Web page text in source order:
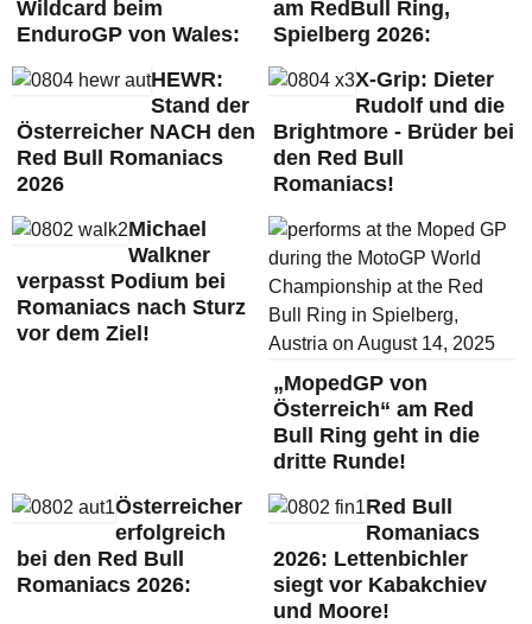
Wildcard beim
EnduroGP von Wales:
am RedBull Ring,
Spielberg 2026:
HEWR:
Stand der
Österreicher NACH den
Red Bull Romaniacs
2026
X-Grip: Dieter
Rudolf und die
Brightmore - Brüder bei
den Red Bull
Romaniacs!
Michael
Walkner
verpasst Podium bei
Romaniacs nach Sturz
vor dem Ziel!
„MopedGP von
Österreich“ am Red
Bull Ring geht in die
dritte Runde!
Österreicher
erfolgreich
bei den Red Bull
Romaniacs 2026:
Red Bull
Romaniacs
2026: Lettenbichler
siegt vor Kabakchiev
und Moore!